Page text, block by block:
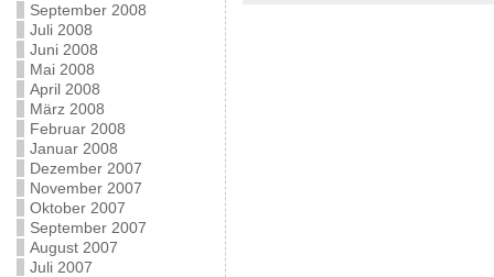
September 2008
Juli 2008
Juni 2008
Mai 2008
April 2008
März 2008
Februar 2008
Januar 2008
Dezember 2007
November 2007
Oktober 2007
September 2007
August 2007
Juli 2007